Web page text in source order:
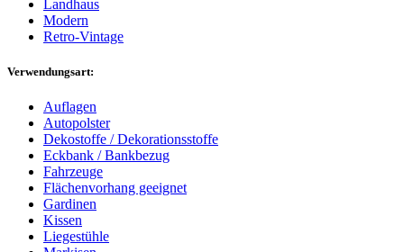
Landhaus
Modern
Retro-Vintage
Verwendungsart:
Auflagen
Autopolster
Dekostoffe / Dekorationsstoffe
Eckbank / Bankbezug
Fahrzeuge
Flächenvorhang geeignet
Gardinen
Kissen
Liegestühle